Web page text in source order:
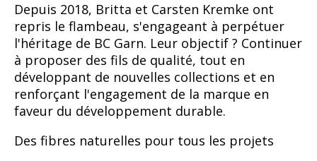
Depuis 2018, Britta et Carsten Kremke ont
repris le flambeau, s'engageant à perpétuer
l'héritage de BC Garn. Leur objectif ? Continuer
à proposer des fils de qualité, tout en
développant de nouvelles collections et en
renforçant l'engagement de la marque en
faveur du développement durable.
Des fibres naturelles pour tous les projets